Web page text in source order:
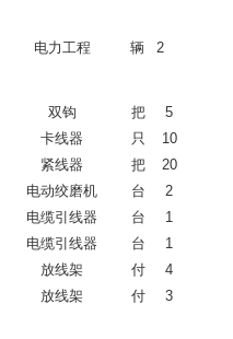
电力工程 辆 2
双钩 把 5
卡线器 只
10
紧线器 把 20
电动绞磨机 台 2
电缆引线器 台 1
电缆引线器 台 1
放线架 付 4
放线架 付 3